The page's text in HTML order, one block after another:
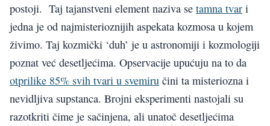
postoji. Taj tajanstveni element naziva se tamna tvar i
jedna je od najmisterioznijih aspekata kozmosa u kojem
živimo. Taj kozmički ‘duh’ je u astronomiji i kozmologiji
poznat već desetljećima. Opservacije upućuju na to da
otprilike 85% svih tvari u svemiru čini ta misteriozna i
nevidljiva supstanca. Brojni eksperimenti nastojali su
razotkriti čime je sačinjena, ali unatoč desetljećima